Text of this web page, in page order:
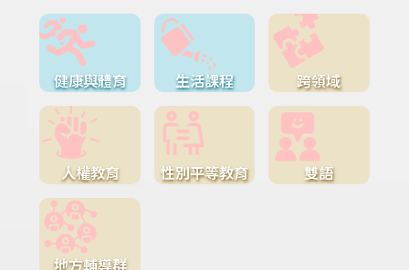
健康與體育 生活課程 跨領域
人權教育 性別平等教育 雙語
地方輔導群